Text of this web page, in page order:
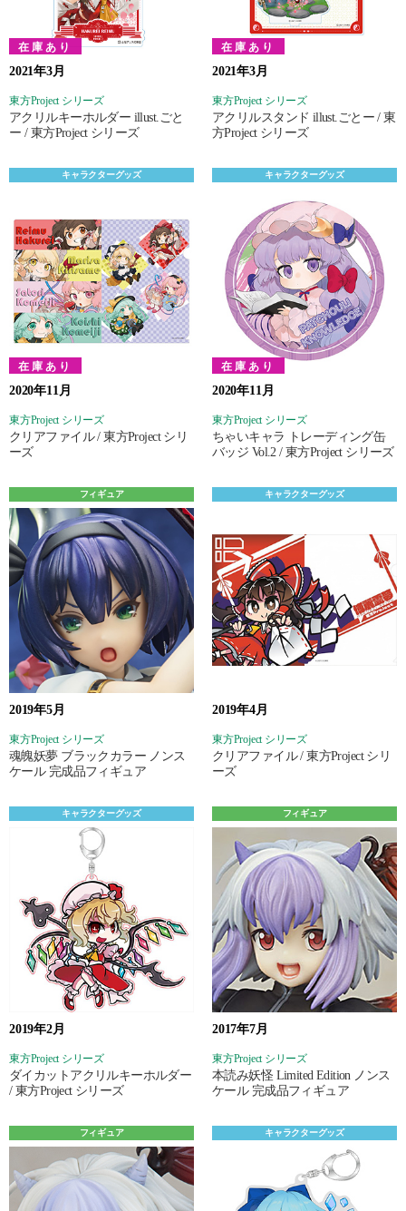
在庫あり
2021年3月
東方Project シリーズ
アクリルキーホルダー illust.ごと
ー / 東方Project シリーズ
在庫あり
2021年3月
東方Project シリーズ
アクリルスタンド illust.ごとー / 東
方Project シリーズ
キャラクターグッズ
在庫あり
2020年11月
東方Project シリーズ
クリアファイル / 東方Project シリ
ーズ
キャラクターグッズ
在庫あり
2020年11月
東方Project シリーズ
ちゃいキャラ トレーディング缶
バッジ Vol.2 / 東方Project シリーズ
フィギュア
2019年5月
東方Project シリーズ
魂魄妖夢 ブラックカラー ノンス
ケール 完成品フィギュア
キャラクターグッズ
2019年4月
東方Project シリーズ
クリアファイル / 東方Project シリ
ーズ
キャラクターグッズ
2019年2月
東方Project シリーズ
ダイカットアクリルキーホルダー
/ 東方Project シリーズ
フィギュア
2017年7月
東方Project シリーズ
本読み妖怪 Limited Edition ノンス
ケール 完成品フィギュア
フィギュア キャラクターグッズ